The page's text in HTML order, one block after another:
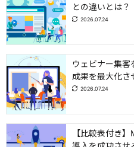
との違いとは？
2026.07.24
ウェビナー集客
成果を最大化さ
2026.07.24
【比較表付き